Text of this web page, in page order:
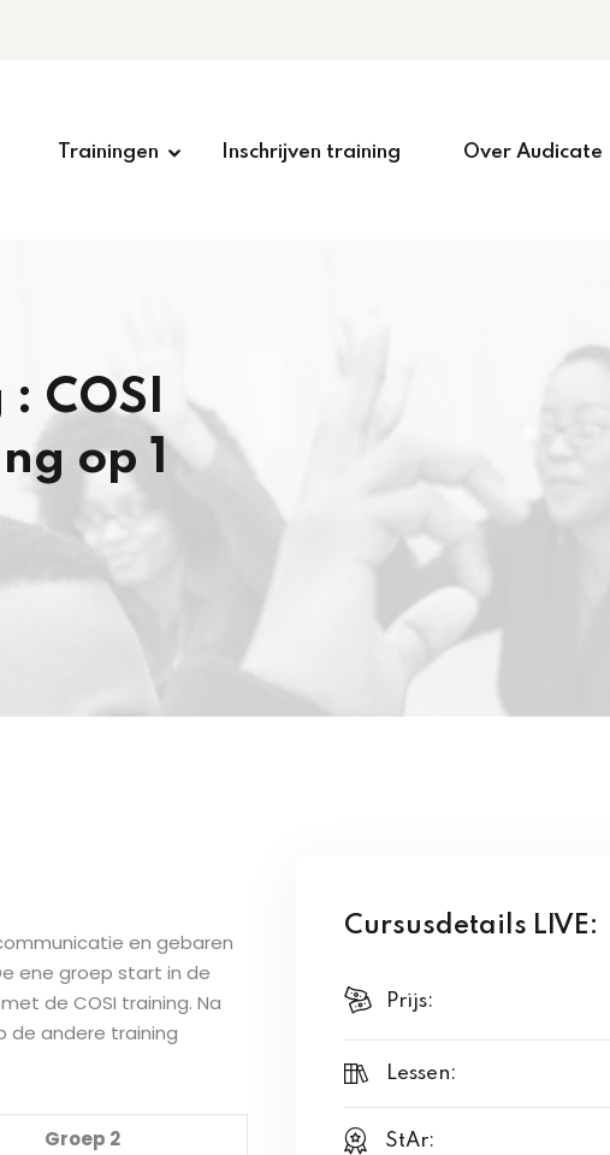
Trainingen Inschrijven training Over Audicate
COSI
op 1
en gebaren
ene groep start in de
de COSI training. Na
de andere training
Groep 2
Cursusdetails LIVE:
Prijs:
Lessen:
StAr: